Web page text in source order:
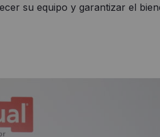
su equipo y garantizar el